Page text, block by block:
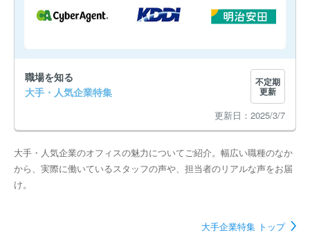
職場を知る
大手・人気企業特集
不定期
更新
2025/3/7
大手・人気企業のオフィスの魅力についてご紹介。幅広い職種のなか
から、実際に働いているスタッフの声や、担当者のリアルな声をお届
け。
大手企業特集 トップ